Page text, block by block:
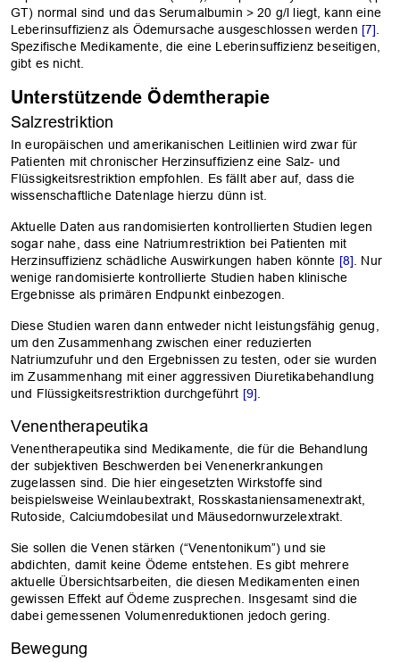
GT) normal sind und das Serumalbumin > 20 g/l liegt, kann eine
Leberinsuffizienz als Ödemursache ausgeschlossen werden [7]
Spezifische Medikamente, die eine Leberinsuffizienz beseitigen,
gibt es nicht.
Unterstützende Ödemtherapie
Salzrestriktion
In europäischen und amerikanischen Leitlinien wird zwar für
Patienten mit chronischer Herzinsuffizienz eine Salz- und
Flüssigkeitsrestriktion empfohlen. Es fällt aber auf, dass die
wissenschaftliche Datenlage hierzu dünn ist.
Aktuelle Daten aus randomisierten kontrollierten Studien legen
sogar nahe, dass eine Natriumrestriktion bei Patienten mit
Herzinsuffizienz schädliche Auswirkungen haben könnte [8] . Nur
wenige randomisierte kontrollierte Studien haben klinische
Ergebnisse als primären Endpunkt einbezogen.
Diese Studien waren dann entweder nicht leistungsfähig genug,
um den Zusammenhang zwischen einer reduzierten
Natriumzufuhr und den Ergebnissen zu testen, oder sie wurden
im Zusammenhang mit einer aggressiven Diuretikabehandlung
und Flüssigkeitsrestriktion durchgeführt [9]
Venentherapeutika
Venentherapeutika sind Medikamente, die für die Behandlung
der subjektiven Beschwerden bei Venenerkrankungen
zugelassen sind. Die hier eingesetzten Wirkstoffe sind
beispielsweise Weinlaubextrakt, Rosskastaniensamenextrakt,
Rutoside, Calciumdobesilat und Mäusedornwurzelextrakt.
Sie sollen die Venen stärken (“Venentonikum”) und sie
abdichten, damit keine Ödeme entstehen. Es gibt mehrere
aktuelle Übersichtsarbeiten, die diesen Medikamenten einen
gewissen Effekt auf Ödeme zusprechen. Insgesamt sind die
dabei gemessenen Volumenreduktionen jedoch gering.
Bewegung